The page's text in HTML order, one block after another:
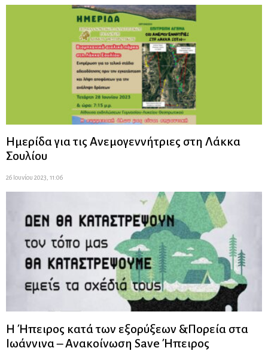
Ημερίδα για τις Ανεμογεννήτριες στη Λάκκα
Σουλίου
26 Ιουνίου 2023, 11:06
Η Ήπειρος κατά των εξορύξεων &Πορεία στα
Ιωάννινα – Ανακοίνωση Save Ήπειρος